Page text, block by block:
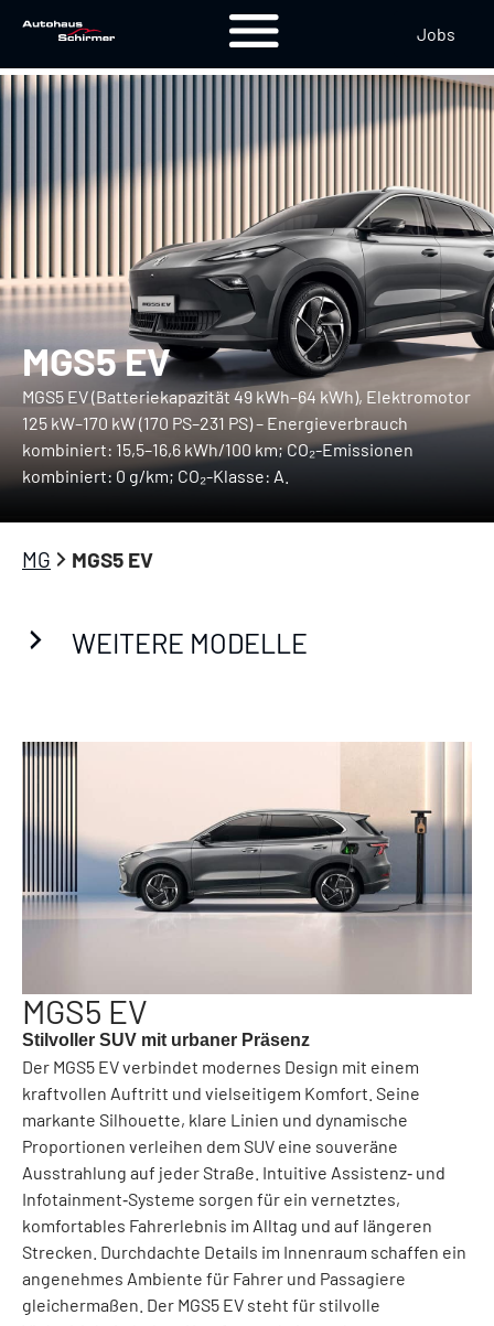
Jobs
MGS5 EV
MGS5 EV (Batteriekapazität 49 kWh–64 kWh), Elektromotor
125 kW–170 kW (170 PS–231 PS) – Energieverbrauch
kombiniert: 15,5–16,6 kWh/100 km; CO₂-Emissionen
kombiniert: 0 g/km; CO₂-Klasse: A.
MG MGS5 EV
WEITERE MODELLE
MGS5 EV
Stilvoller SUV mit urbaner Präsenz
Der MGS5 EV verbindet modernes Design mit einem
kraftvollen Auftritt und vielseitigem Komfort. Seine
markante Silhouette, klare Linien und dynamische
Proportionen verleihen dem SUV eine souveräne
Ausstrahlung auf jeder Straße. Intuitive Assistenz‑ und
Infotainment‑Systeme sorgen für ein vernetztes,
komfortables Fahrerlebnis im Alltag und auf längeren
Strecken. Durchdachte Details im Innenraum schaffen ein
angenehmes Ambiente für Fahrer und Passagiere
gleichermaßen. Der MGS5 EV steht für stilvolle